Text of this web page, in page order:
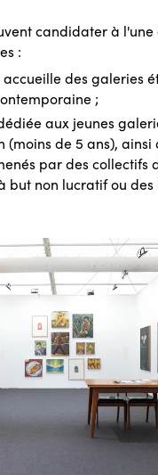
candidater à l'une
:
accueille des galeries
;
aux jeunes
(moins de 5 ans), ainsi
par des collectifs
but non lucratif ou des